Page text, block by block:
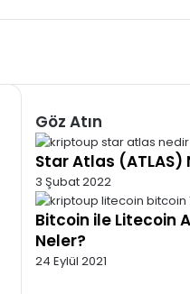
Göz Atın
Kapalı
Star Atlas (ATLAS)
3 Şubat 2022
Bitcoin ile Litecoin
Neler?
24 Eylül 2021